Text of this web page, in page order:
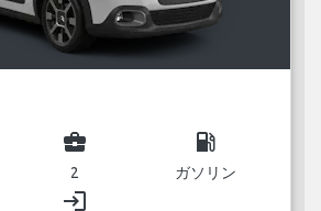
business_center
2
local_gas_station
ガソリン
login